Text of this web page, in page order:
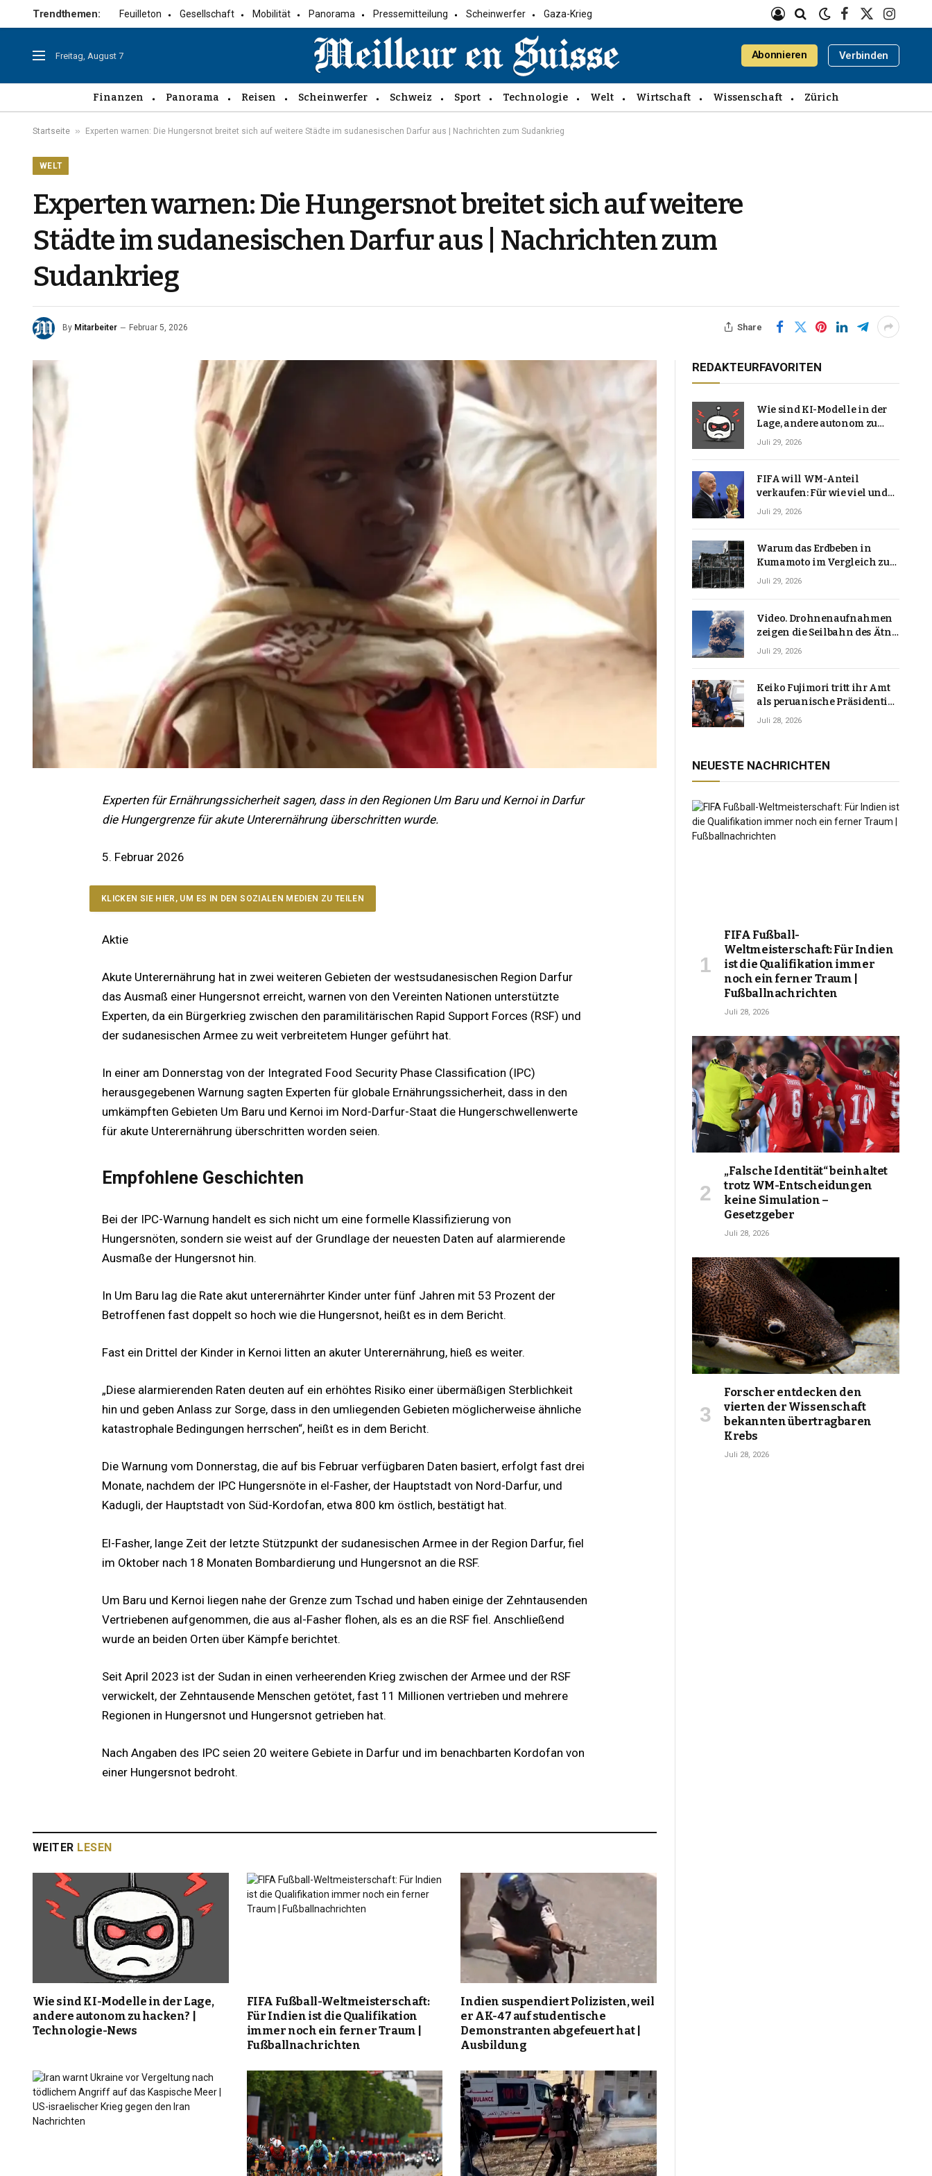
Trendthemen: Feuilleton Gesellschaft Mobilität Panorama Pressemitteilung Scheinwerfer Gaza-Krieg
Facebook
X
Freitag, August 7 Abonnieren Verbinden
Finanzen Panorama Reisen Scheinwerfer Schweiz Sport Technologie Welt Wirtschaft Wissenschaft Zürich
Startseite » Experten warnen: Die Hungersnot breitet sich auf weitere Städte im sudanesischen Darfur aus | Nachrichten zum Sudankrieg
WELT
Experten warnen: Die Hungersnot breitet sich auf weitere
Städte im sudanesischen Darfur aus | Nachrichten zum
Sudankrieg
By Mitarbeiter Februar 5, 2026 Share
Experten für Ernährungssicherheit sagen, dass in den Regionen Um Baru und Kernoi in Darfur
die Hungergrenze für akute Unterernährung überschritten wurde.
5. Februar 2026
KLICKEN SIE HIER, UM ES IN DEN SOZIALEN MEDIEN ZU TEILEN
Aktie
Akute Unterernährung hat in zwei weiteren Gebieten der westsudanesischen Region Darfur
das Ausmaß einer Hungersnot erreicht, warnen von den Vereinten Nationen unterstützte
Experten, da ein Bürgerkrieg zwischen den paramilitärischen Rapid Support Forces (RSF) und
der sudanesischen Armee zu weit verbreitetem Hunger geführt hat.
In einer am Donnerstag von der Integrated Food Security Phase Classification (IPC)
herausgegebenen Warnung sagten Experten für globale Ernährungssicherheit, dass in den
umkämpften Gebieten Um Baru und Kernoi im Nord-Darfur-Staat die Hungerschwellenwerte
für akute Unterernährung überschritten worden seien.
Empfohlene Geschichten
Bei der IPC-Warnung handelt es sich nicht um eine formelle Klassifizierung von
Hungersnöten, sondern sie weist auf der Grundlage der neuesten Daten auf alarmierende
Ausmaße der Hungersnot hin.
In Um Baru lag die Rate akut unterernährter Kinder unter fünf Jahren mit 53 Prozent der
Betroffenen fast doppelt so hoch wie die Hungersnot, heißt es in dem Bericht.
Fast ein Drittel der Kinder in Kernoi litten an akuter Unterernährung, hieß es weiter.
„Diese alarmierenden Raten deuten auf ein erhöhtes Risiko einer übermäßigen Sterblichkeit
hin und geben Anlass zur Sorge, dass in den umliegenden Gebieten möglicherweise ähnliche
katastrophale Bedingungen herrschen“, heißt es in dem Bericht.
Die Warnung vom Donnerstag, die auf bis Februar verfügbaren Daten basiert, erfolgt fast drei
Monate, nachdem der IPC Hungersnöte in el-Fasher, der Hauptstadt von Nord-Darfur, und
Kadugli, der Hauptstadt von Süd-Kordofan, etwa 800 km östlich, bestätigt hat.
El-Fasher, lange Zeit der letzte Stützpunkt der sudanesischen Armee in der Region Darfur, fiel
im Oktober nach 18 Monaten Bombardierung und Hungersnot an die RSF.
Um Baru und Kernoi liegen nahe der Grenze zum Tschad und haben einige der Zehntausenden
Vertriebenen aufgenommen, die aus al-Fasher flohen, als es an die RSF fiel. Anschließend
wurde an beiden Orten über Kämpfe berichtet.
Seit April 2023 ist der Sudan in einen verheerenden Krieg zwischen der Armee und der RSF
verwickelt, der Zehntausende Menschen getötet, fast 11 Millionen vertrieben und mehrere
Regionen in Hungersnot und Hungersnot getrieben hat.
Nach Angaben des IPC seien 20 weitere Gebiete in Darfur und im benachbarten Kordofan von
einer Hungersnot bedroht.
WEITER LESEN
Wie sind KI-Modelle in der Lage,
andere autonom zu hacken? |
Technologie-News
FIFA Fußball-Weltmeisterschaft:
Für Indien ist die Qualifikation
immer noch ein ferner Traum |
Fußballnachrichten
Indien suspendiert Polizisten, weil
er AK-47 auf studentische
Demonstranten abgefeuert hat |
Ausbildung
REDAKTEURFAVORITEN
Wie sind KI-Modelle in der
Lage, andere autonom zu
hacken? | Technologie-News
Juli 29, 2026
FIFA will WM-Anteil
verkaufen: Für wie viel und
warum macht Gianni
Juli 29, 2026
Warum das Erdbeben in
Kumamoto im Vergleich zu
den meisten Erdbeben, die
Juli 29, 2026
Video. Drohnenaufnahmen
zeigen die Seilbahn des Ätna
über einer Vulkanlandschaft
Juli 29, 2026
Keiko Fujimori tritt ihr Amt
als peruanische Präsidentin
an und verspricht, das
Juli 28, 2026
NEUESTE NACHRICHTEN
FIFA Fußball-
Weltmeisterschaft: Für Indien
ist die Qualifikation immer
noch ein ferner Traum |
Fußballnachrichten
Juli 28, 2026
„Falsche Identität“ beinhaltet
trotz WM-Entscheidungen
keine Simulation –
Gesetzgeber
Juli 28, 2026
Forscher entdecken den
vierten der Wissenschaft
bekannten übertragbaren
Krebs
Juli 28, 2026